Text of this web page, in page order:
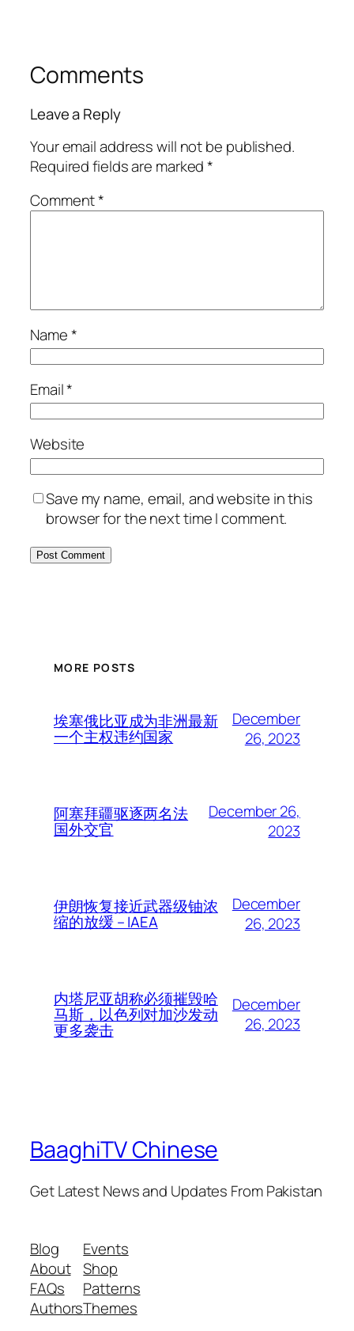
Comments
Leave a Reply
Your email address will not be published.
Required fields are marked*
Comment*
Name*
Email*
Website
Save my name, email, and website in this
browser for the next time I comment.
MORE POSTS
埃塞俄比亚成为非洲最新
一个主权违约国家
December
26, 2023
阿塞拜疆驱逐两名法
国外交官
December 26,
2023
伊朗恢复接近武器级铀浓
缩的放缓 – IAEA
December
26, 2023
内塔尼亚胡称必须摧毁哈
马斯，以色列对加沙发动
更多袭击
December
26, 2023
BaaghiTV Chinese
Get Latest News and Updates From Pakistan
Blog
About
FAQs
Authors
Events
Shop
Patterns
Themes